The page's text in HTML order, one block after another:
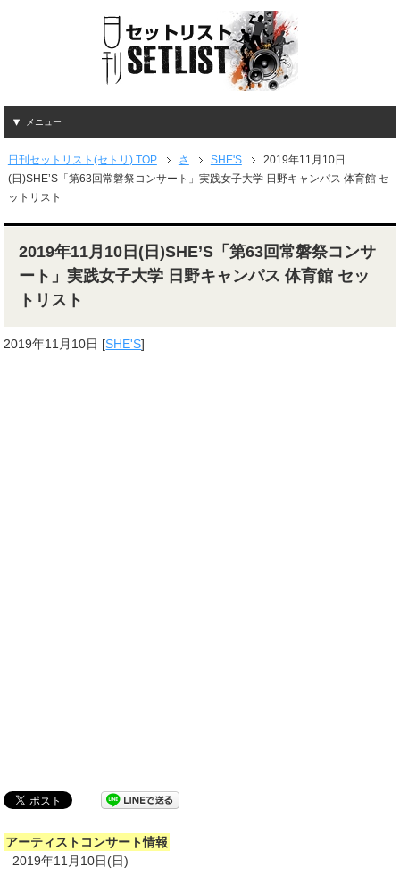
メニュー
日刊セットリスト(セトリ) TOP さ SHE'S
2019年11月10日
(日)SHE’S「第63回常磐祭コンサート」実践女子大学 日野キャンパス 体育館 セ
ットリスト
2019年11月10日(日)SHE’S「第63回常磐祭コンサ
ート」実践女子大学 日野キャンパス 体育館 セッ
トリスト
2019年11月10日 [SHE'S]
アーティストコンサート情報
2019年11月10日(日)